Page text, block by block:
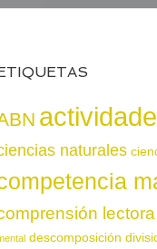
naturales
lectora
descomposición